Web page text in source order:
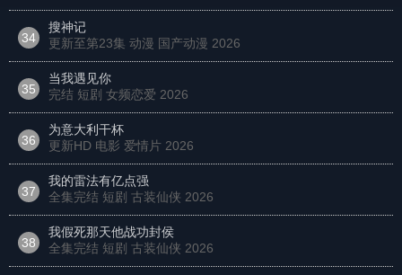
34
搜神记
更新至第23集 动漫 国产动漫 2026
35
当我遇见你
完结 短剧 女频恋爱 2026
36
为意大利干杯
更新HD 电影 爱情片 2026
37
我的雷法有亿点强
全集完结 短剧 古装仙侠 2026
38
我假死那天他战功封侯
全集完结 短剧 古装仙侠 2026